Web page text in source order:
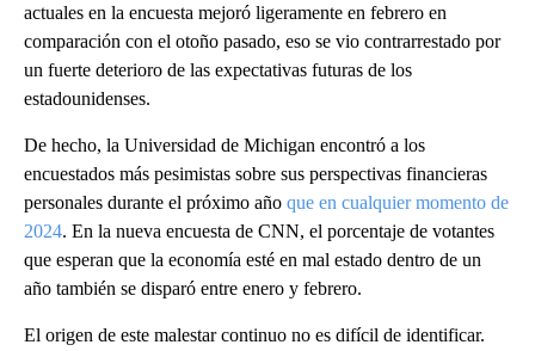
actuales en la encuesta mejoró ligeramente en febrero en
comparación con el otoño pasado, eso se vio contrarrestado por
un fuerte deterioro de las expectativas futuras de los
estadounidenses.
De hecho, la Universidad de Michigan encontró a los
encuestados más pesimistas sobre sus perspectivas financieras
personales durante el próximo año que en cualquier momento de
2024. En la nueva encuesta de CNN, el porcentaje de votantes
que esperan que la economía esté en mal estado dentro de un
año también se disparó entre enero y febrero.
El origen de este malestar continuo no es difícil de identificar.